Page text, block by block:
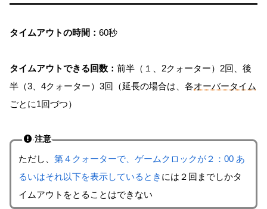
タイムアウトの時間： 60秒
タイムアウトできる回数： 前半（１、2クォーター）2回、後
半（3、4クォーター）3回（延長の場合は、各オーバータイム
ごとに1回づつ）
注意
ただし、 第４クォーターで、ゲームクロックが２：00 あ
るいはそれ以下を表示しているとき には２回までしかタ
イムアウトをとることはできない